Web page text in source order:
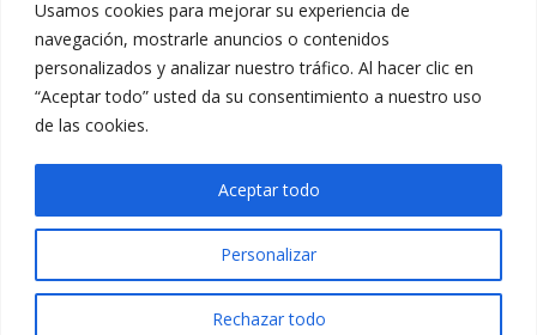
Usamos cookies para mejorar su experiencia de
navegación, mostrarle anuncios o contenidos
personalizados y analizar nuestro tráfico. Al hacer clic en
“Aceptar todo” usted da su consentimiento a nuestro uso
de las cookies.
Personalizar
Rechazar todo
Aceptar todo
http://www-pub.iaea.org/iaeameetings/50805/Third-
International-Conference-on-Nuclear-Knowledge-
Management-Challenges-and-Approaches